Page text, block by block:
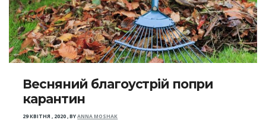
Весняний благоустрій попри
карантин
29 КВІТНЯ , 2020,BYANNA MOSHAK